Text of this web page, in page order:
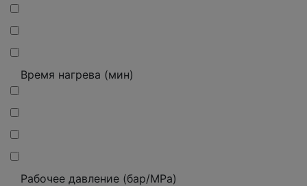
Время нагрева (мин)
Рабочее давление (бар/MPa)